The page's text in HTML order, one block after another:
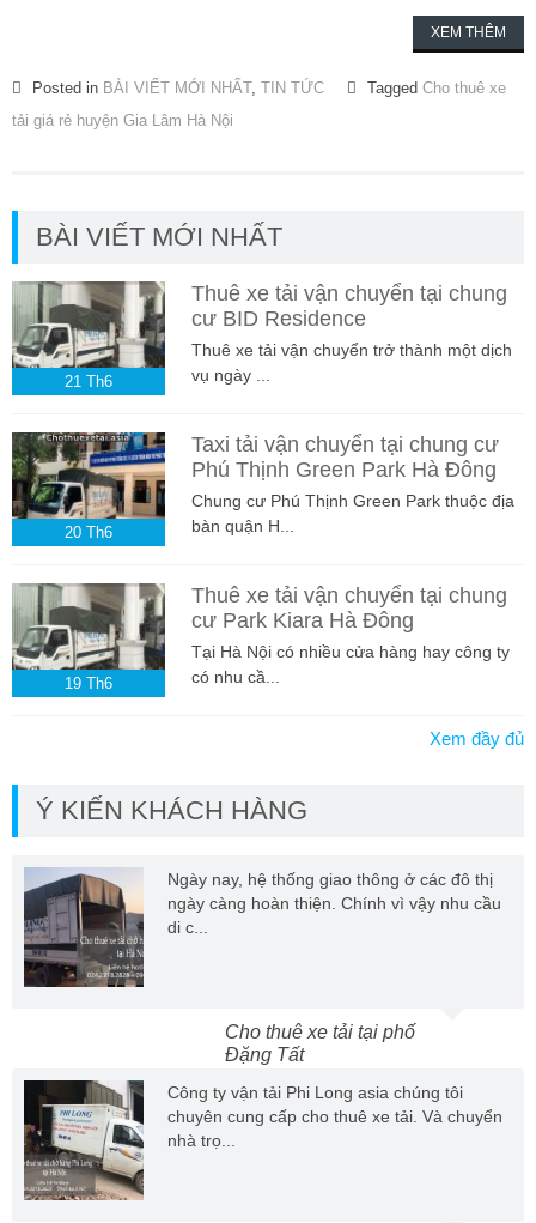
XEM THÊM
Posted in BÀI VIẾT MỚI NHẤT, TIN TỨC Tagged Cho thuê xe
tải giá rẻ huyện Gia Lâm Hà Nội
BÀI VIẾT MỚI NHẤT
21 Th6
Thuê xe tải vận chuyển tại chung
cư BID Residence
Thuê xe tải vận chuyển trở thành một dịch
vụ ngày ...
20 Th6
Taxi tải vận chuyển tại chung cư
Phú Thịnh Green Park Hà Đông
Chung cư Phú Thịnh Green Park thuộc địa
bàn quận H...
19 Th6
Thuê xe tải vận chuyển tại chung
cư Park Kiara Hà Đông
Tại Hà Nội có nhiều cửa hàng hay công ty
có nhu cầ...
Xem đầy đủ
Ý KIẾN KHÁCH HÀNG
Ngày nay, hệ thống giao thông ở các đô thị
ngày càng hoàn thiện. Chính vì vậy nhu cầu
di c...
Cho thuê xe tải tại phố
Đặng Tất
Công ty vận tải Phi Long asia chúng tôi
chuyên cung cấp cho thuê xe tải. Và chuyển
nhà trọ...